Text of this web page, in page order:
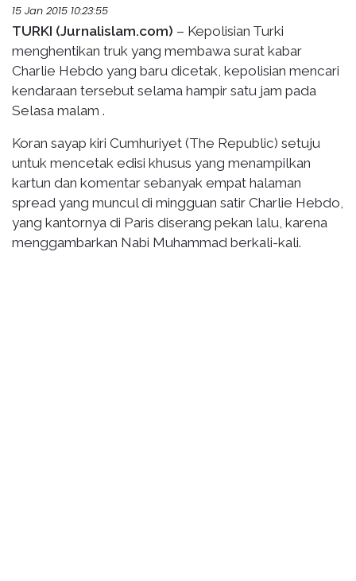
15 Jan 2015 10:23:55
TURKI (Jurnalislam.com) – Kepolisian Turki
menghentikan truk yang membawa surat kabar
Charlie Hebdo yang baru dicetak, kepolisian mencari
kendaraan tersebut selama hampir satu jam pada
Selasa malam .
Koran sayap kiri Cumhuriyet (The Republic) setuju
untuk mencetak edisi khusus yang menampilkan
kartun dan komentar sebanyak empat halaman
spread yang muncul di mingguan satir Charlie Hebdo,
yang kantornya di Paris diserang pekan lalu, karena
menggambarkan Nabi Muhammad berkali-kali.